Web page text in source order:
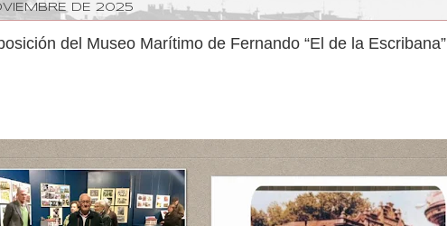
DE 2025
del Museo Marítimo de Fernando “El de la Escribana”